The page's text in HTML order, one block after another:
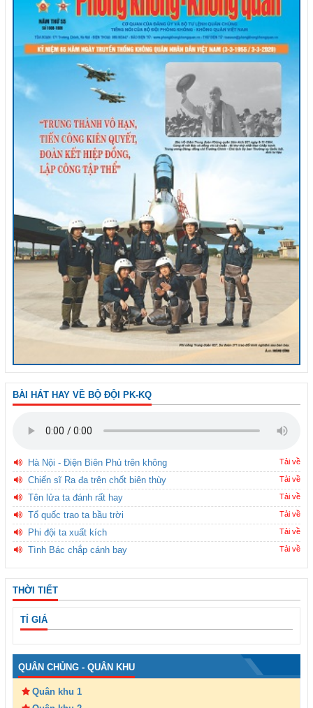
BÀI HÁT HAY VỀ BỘ ĐỘI PK-KQ
Hà Nội - Điện Biên Phủ trên không Tải về
Chiến sĩ Ra đa trên chốt biên thùy Tải về
Tên lửa ta đánh rất hay Tải về
Tổ quốc trao ta bầu trời Tải về
Phi đội ta xuất kích Tải về
Tình Bác chắp cánh bay Tải về
THỜI TIẾT
TỈ GIÁ
QUÂN CHỦNG - QUÂN KHU
Quân khu 1